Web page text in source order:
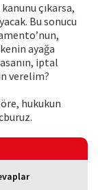
çıkarsa,
Bu sonucu
ayağa
iptal
verelim?
hukukun